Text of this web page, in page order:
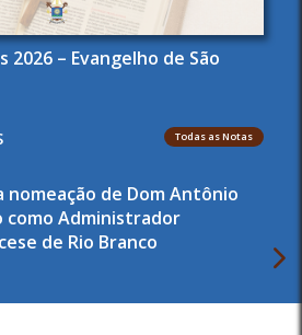
2026 – Evangelho de São
Todas as Notas
nomeação de Dom Antônio
como Administrador
de Rio Branco